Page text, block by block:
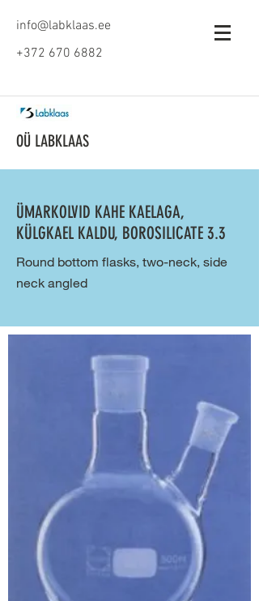
info@labklaas.ee
+372 670 6882
OÜ LABKLAAS
ÜMARKOLVID KAHE KAELAGA,
KÜLGKAEL KALDU, BOROSILICATE 3.3
Round bottom flasks, two-neck, side
neck angled